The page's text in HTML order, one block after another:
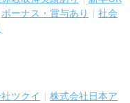
ボーナス・賞与あり
社会
ツクイ
株式会社日本ア